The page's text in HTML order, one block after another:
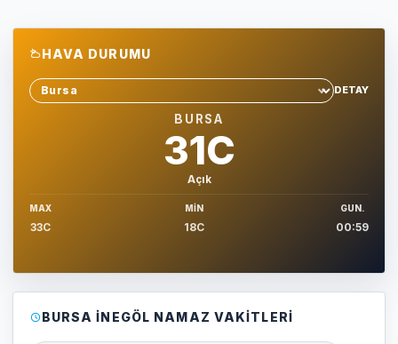
HAVA DURUMU
Sehir sec
DETAY
BURSA
31C
Açık
MAX
33C
MIN
18C
GUN.
00:59
BURSA İNEGÖL NAMAZ VAKITLERI